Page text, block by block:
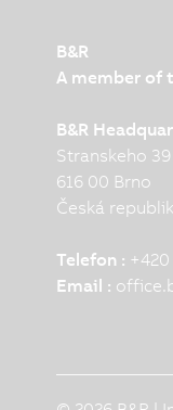
B&R
A member of
B&R
Stranskeho 39
616 00 Brno
Česká
Telefon : +420
Email :